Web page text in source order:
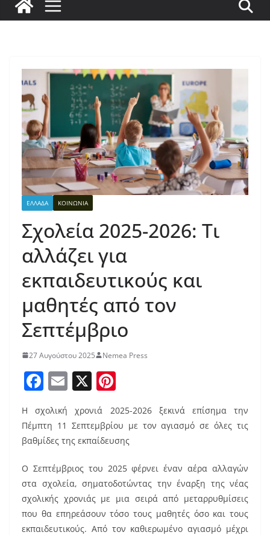
ΕΛΛΑΔΑ ΚΟΙΝΩΝΙΑ
Σχολεία 2025-2026: Τι
αλλάζει για
εκπαιδευτικούς και
μαθητές από τον
Σεπτέμβριο
27 Αυγούστου 2025 Nemea Press
F
a
c
e
b
o
o
k
E
ai
l
X
er
e
Η σχολική χρονιά 2025-2026 ξεκινά επίσημα την
Πέμπτη 11 Σεπτεμβρίου με τον αγιασμό σε όλες τις
βαθμίδες της εκπαίδευσης
Ο Σεπτέμβριος του 2025 φέρνει έναν αέρα αλλαγών
στα σχολεία, σηματοδοτώντας την έναρξη της νέας
σχολικής χρονιάς με μια σειρά από μεταρρυθμίσεις
που θα επηρεάσουν τόσο τους μαθητές όσο και τους
εκπαιδευτικούς. Από τον καθιερωμένο αγιασμό μέχρι